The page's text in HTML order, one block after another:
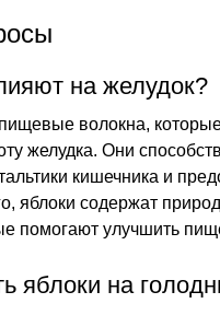
на желудок?
волокна,
желудка. Они
кишечника и
яблоки содержат
помогают улучшить
яблоки на